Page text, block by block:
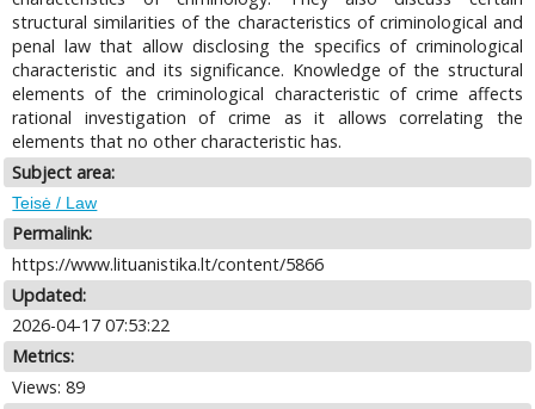
structural similarities of the characteristics of criminological and
penal law that allow disclosing the specifics of criminological
characteristic and its significance. Knowledge of the structural
elements of the criminological characteristic of crime affects
rational investigation of crime as it allows correlating the
elements that no other characteristic has.
Subject area:
Teisė / Law
Permalink:
https://www.lituanistika.lt/content/5866
Updated:
2026-04-17 07:53:22
Metrics:
Views: 89